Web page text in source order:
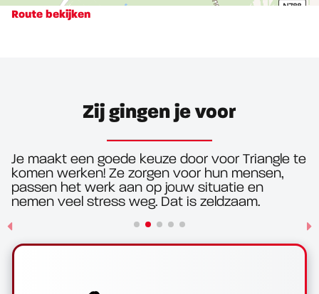
Route bekijken
Zij gingen je voor
Je maakt een goede keuze door voor Triangle te
komen werken! Ze zorgen voor hun mensen,
passen het werk aan op jouw situatie en
nemen veel stress weg. Dat is zeldzaam.